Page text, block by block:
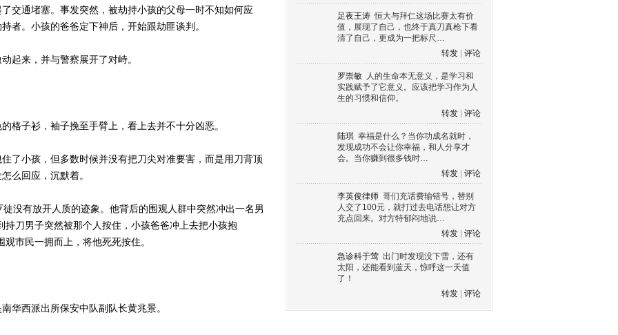
通堵塞。事发突然，被劫持小孩的父母一时不知如何应
者。小孩的爸爸定下神后，开始跟劫匪谈判。
来，并与警察展开了对峙。
子衫，袖子挽至手臂上，看上去并不十分凶恶。
小孩，但多数时候并没有把刀尖对准要害，而是用刀背顶
么回应，沉默着。
有放开人质的迹象。他背后的围观人群中突然冲出一名男
持刀男子突然被那个人按住，小孩爸爸冲上去把小孩抱
市民一拥而上，将他死死按住。
西派出所保安中队副队长黄兆景。
足夜王涛 恒大与拜仁这场比赛太有价
值，展现了自己，也终于真刀真枪下看
清了自己，更成为一把标尺…
转发
评论
罗崇敏 人的生命本无意义，是学习和
实践赋予了它意义。应该把学习作为人
生的习惯和信仰。
转发
评论
陆琪 幸福是什么？当你功成名就时，
发现成功不会让你幸福，和人分享才
会。当你赚到很多钱时…
转发
评论
李英俊律师 哥们充话费输错号，替别
人交了100元，就打过去电话想让对方
充点回来。对方特郁闷地说…
转发
评论
急诊科于莺 出门时发现没下雪，还有
太阳，还能看到蓝天，惊呼这一天值
了！
转发
评论